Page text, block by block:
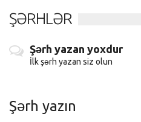
ŞƏRHLƏR
Şərh yazan yoxdur
İlk şərh yazan siz olun
Şərh yazın